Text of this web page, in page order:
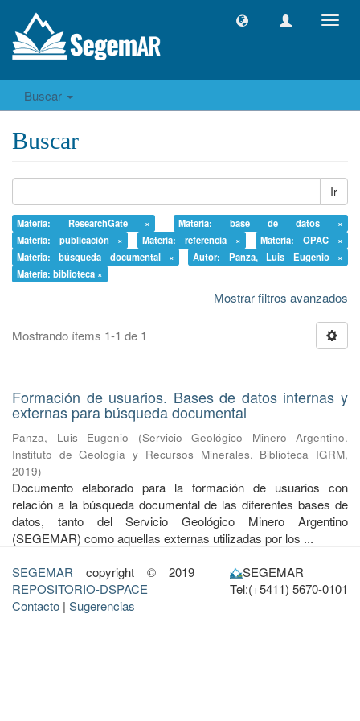
Buscar
Buscar
Ir
Materia: ResearchGate ×
Materia: base de datos ×
Materia: publicación ×
Materia: referencia ×
Materia: OPAC ×
Materia: búsqueda documental ×
Autor: Panza, Luis Eugenio ×
Materia: biblioteca ×
Mostrar filtros avanzados
Mostrando ítems 1-1 de 1
Formación de usuarios. Bases de datos internas y
externas para búsqueda documental
Panza, Luis Eugenio (Servicio Geológico Minero Argentino.
Instituto de Geología y Recursos Minerales. Biblioteca IGRM,
2019)
Documento elaborado para la formación de usuarios con
relación a la búsqueda documental de las diferentes bases de
datos, tanto del Servicio Geológico Minero Argentino
(SEGEMAR) como aquellas externas utilizadas por los ...
SEGEMAR copyright © 2019
REPOSITORIO-DSPACE
Contacto | Sugerencias
SEGEMAR
Tel:(+5411) 5670-0101